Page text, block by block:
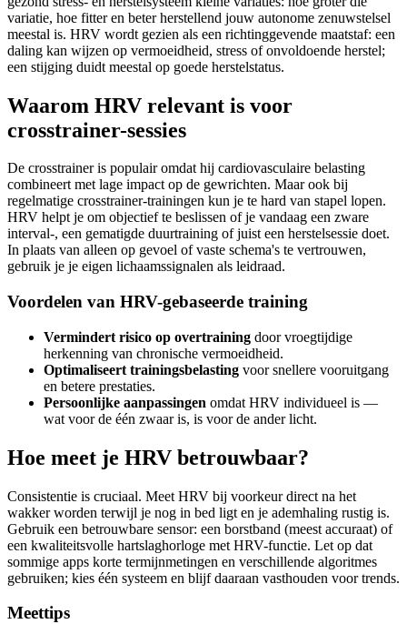
variatie, hoe fitter en beter herstellend jouw autonome zenuwstelsel
meestal is. HRV wordt gezien als een richtinggevende maatstaf: een
daling kan wijzen op vermoeidheid, stress of onvoldoende herstel;
een stijging duidt meestal op goede herstelstatus.
Waarom HRV relevant is voor
crosstrainer-sessies
De crosstrainer is populair omdat hij cardiovasculaire belasting
combineert met lage impact op de gewrichten. Maar ook bij
regelmatige crosstrainer-trainingen kun je te hard van stapel lopen.
HRV helpt je om objectief te beslissen of je vandaag een zware
interval-, een gematigde duurtraining of juist een herstelsessie doet.
In plaats van alleen op gevoel of vaste schema's te vertrouwen,
gebruik je je eigen lichaamssignalen als leidraad.
Voordelen van HRV-gebaseerde training
Vermindert risico op overtraining door vroegtijdige
herkenning van chronische vermoeidheid.
Optimaliseert trainingsbelasting voor snellere vooruitgang
en betere prestaties.
Persoonlijke aanpassingen omdat HRV individueel is —
wat voor de één zwaar is, is voor de ander licht.
Hoe meet je HRV betrouwbaar?
Consistentie is cruciaal. Meet HRV bij voorkeur direct na het
wakker worden terwijl je nog in bed ligt en je ademhaling rustig is.
Gebruik een betrouwbare sensor: een borstband (meest accuraat) of
een kwaliteitsvolle hartslaghorloge met HRV-functie. Let op dat
sommige apps korte termijnmetingen en verschillende algoritmes
gebruiken; kies één systeem en blijf daaraan vasthouden voor trends.
Meettips